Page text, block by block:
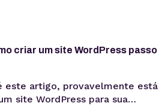
criar um site WordPress passo
este artigo, provavelmente está
site WordPress para sua